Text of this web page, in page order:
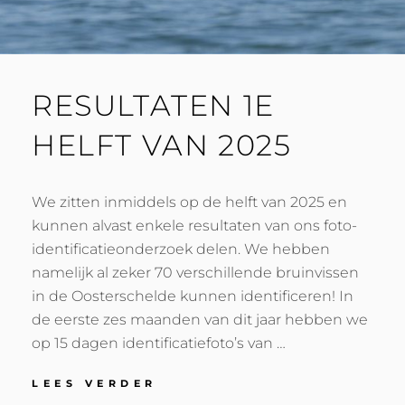
RESULTATEN 1E
HELFT VAN 2025
We zitten inmiddels op de helft van 2025 en
kunnen alvast enkele resultaten van ons foto-
identificatieonderzoek delen. We hebben
namelijk al zeker 70 verschillende bruinvissen
in de Oosterschelde kunnen identificeren! In
de eerste zes maanden van dit jaar hebben we
op 15 dagen identificatiefoto’s van …
LEES VERDER